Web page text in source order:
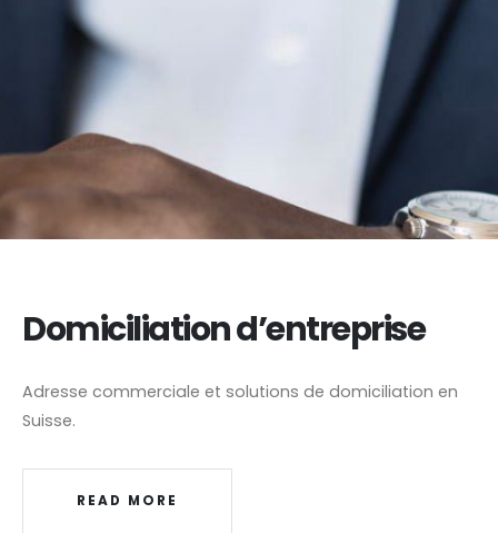
Domiciliation d’entreprise
Adresse commerciale et solutions de domiciliation en
Suisse.
READ MORE